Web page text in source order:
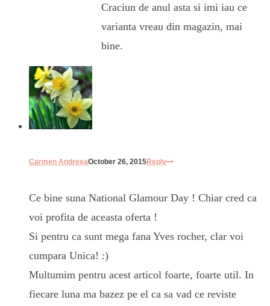
Craciun de anul asta si imi iau ce
varianta vreau din magazin, mai
bine.
Carmen AndreeaOctober 26, 2015Reply
Ce bine suna National Glamour Day ! Chiar cred ca
voi profita de aceasta oferta !
Si pentru ca sunt mega fana Yves rocher, clar voi
cumpara Unica! :)
Multumim pentru acest articol foarte, foarte util. In
fiecare luna ma bazez pe el ca sa vad ce reviste